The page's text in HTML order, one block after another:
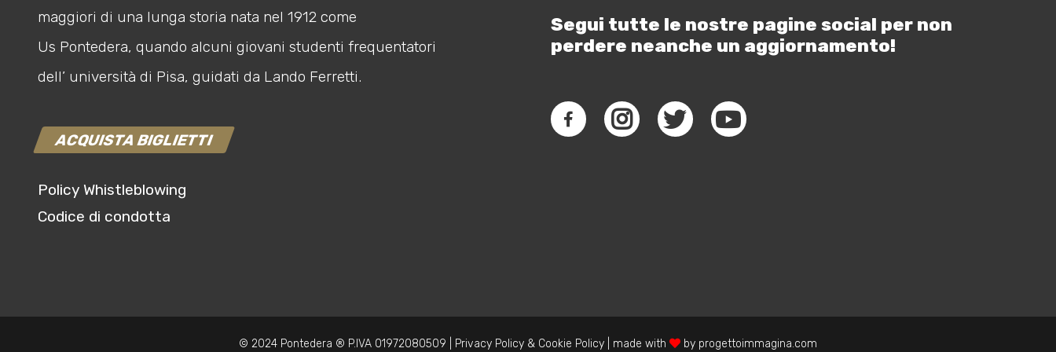
maggiori di una lunga storia nata nel 1912 come
Us Pontedera, quando alcuni giovani studenti frequentatori
dell’ università di Pisa, guidati da Lando Ferretti.
ACQUISTA BIGLIETTI
Policy Whistleblowing
Codice di condotta
Segui tutte le nostre pagine social per non
perdere neanche un aggiornamento!
© 2024 Pontedera ® P.IVA 01972080509 | Privacy Policy & Cookie Policy | made with by progettoimmagina.com